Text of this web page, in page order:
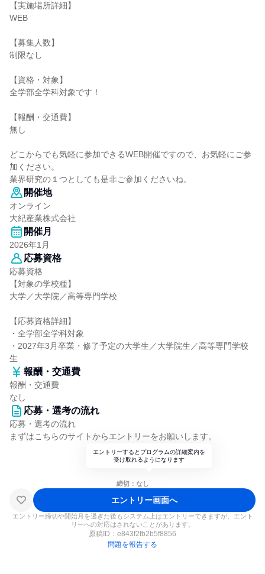
【実施場所詳細】
WEB
【募集人数】
制限なし
【資格・対象】
全学部全学科対象です！
【報酬・交通費】
無し
どこからでも気軽に参加できるWEB開催ですので、お気軽にご参
加ください。
業界研究の１つとしても是非ご参加くださいね。
開催地
オンライン
大紀産業株式会社
開催月
2026年1月
応募資格
応募資格
【対象の学校種】
大学／大学院／高等専門学校
【応募資格詳細】
・全学部全学科対象
・2027年3月卒業・修了予定の大学生／大学院生／高等専門学校
生
報酬・交通費
報酬・交通費
なし
応募・選考の流れ
応募・選考の流れ
まずはこちらのサイトからエントリーをお願いします。
エントリーするとプログラムの詳細案内を
受け取れるようになります
締切：なし
エントリー画面へ
エントリー締切や開始月を過ぎた後もシステム上はエントリーできますが、エント
リーへの対応はされないことがあります。
原稿ID： e843f2fb2b5f8856
問題を報告する